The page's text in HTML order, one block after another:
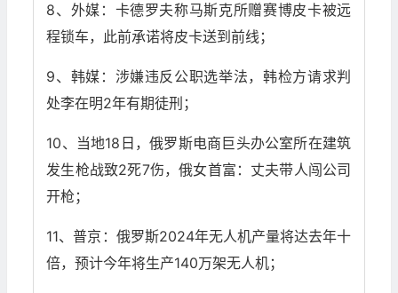
8、外媒：卡德罗夫称马斯克所赠赛博皮卡被远
程锁车，此前承诺将皮卡送到前线；
9、韩媒：涉嫌违反公职选举法，韩检方请求判
处李在明2年有期徒刑；
10、当地18日，俄罗斯电商巨头办公室所在建筑
发生枪战致2死7伤，俄女首富：丈夫带人闯公司
开枪；
11、普京：俄罗斯2024年无人机产量将达去年十
倍，预计今年将生产140万架无人机；